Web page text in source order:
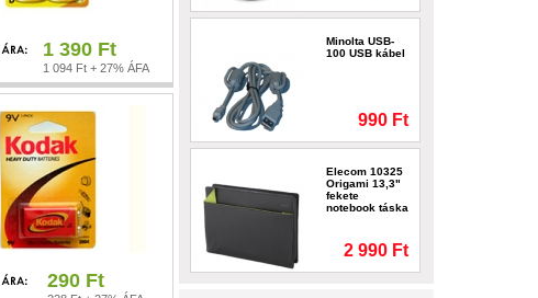
1 390 Ft
1 094 Ft + 27% ÁFA
290 Ft
Minolta USB-
100 USB kábel
990 Ft
Elecom 10325
Origami 13,3"
fekete
notebook táska
2 990 Ft